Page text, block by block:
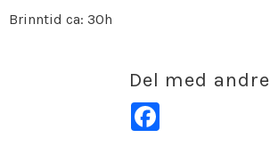
Brinntid ca: 30h
Del med andre
Facebook